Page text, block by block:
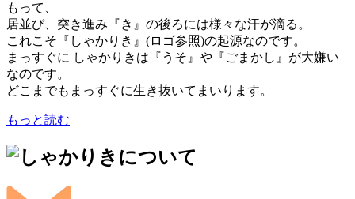
もって、
居並び、突き進み『き』の後ろには様々な汗が滴る。
これこそ『しゃかりき』(ロゴ参照)の起源なのです。
まっすぐに しゃかりきは『うそ』や『ごまかし』が大嫌い
なのです。
どこまでもまっすぐに生き抜いてまいります。
もっと読む